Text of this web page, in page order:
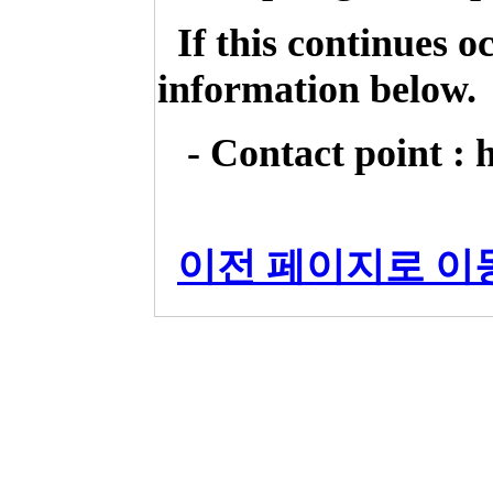
If this continues
information below.
- Contact point :
이전 페이지로 이